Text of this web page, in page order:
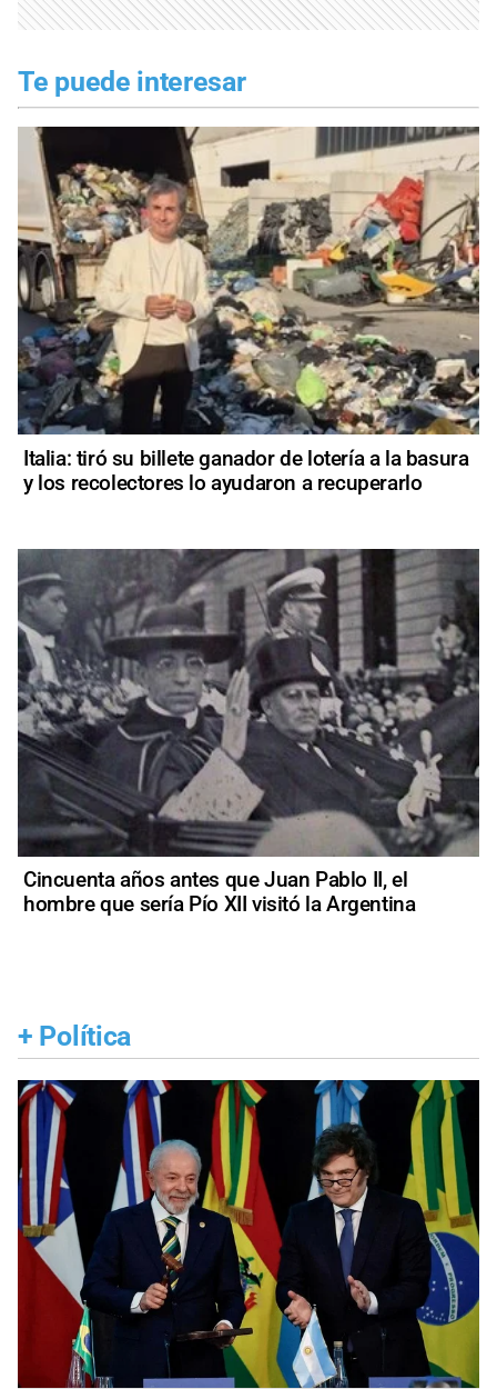
Te puede interesar
Italia: tiró su billete ganador de lotería a la basura
y los recolectores lo ayudaron a recuperarlo
Cincuenta años antes que Juan Pablo II, el
hombre que sería Pío XII visitó la Argentina
+ Política